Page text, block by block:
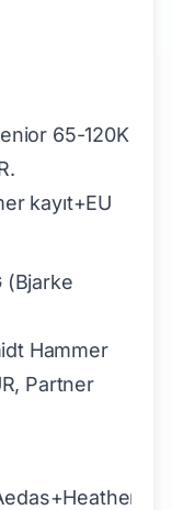
65-120K
kayıt+EU
(Bjarke
Hammer
Partner